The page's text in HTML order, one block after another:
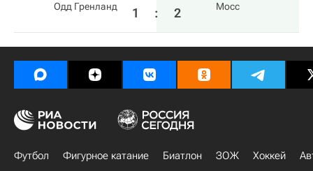
Одд Гренланд 1 : 2 Мосс
Футбол Фигурное катание Биатлон ЗОЖ Хоккей